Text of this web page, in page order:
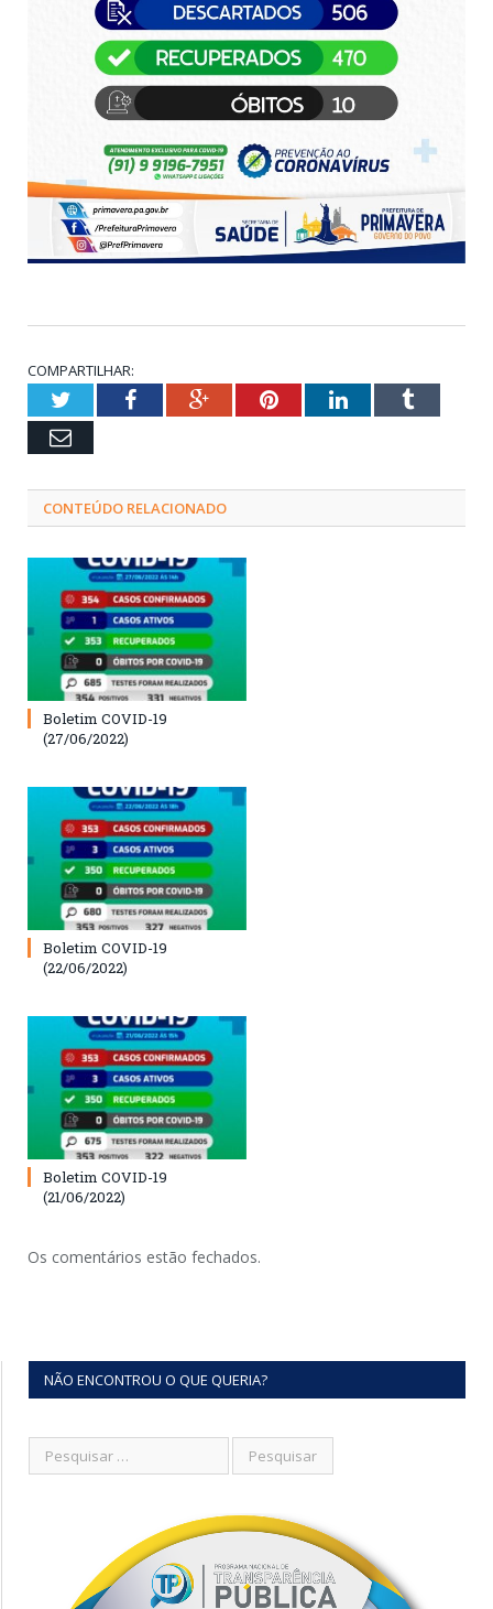
COMPARTILHAR:
TwitterFacebookGoogle+PinterestLinkedInTumblr
Email
CONTEÚDO RELACIONADO
Boletim COVID-19
(27/06/2022)
Boletim COVID-19
(22/06/2022)
Boletim COVID-19
(21/06/2022)
Os comentários estão fechados.
NÃO ENCONTROU O QUE QUERIA?